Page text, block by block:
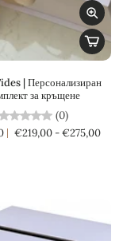
| Персонализиран
за кръщене
(0)
€219,00 - €275,00